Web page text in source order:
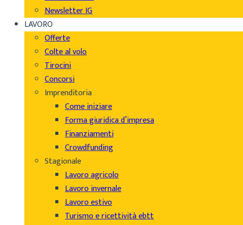
Newsletter IG
LAVORO
Offerte
Colte al volo
Tirocini
Concorsi
Imprenditoria
Come iniziare
Forma giuridica d’impresa
Finanziamenti
Crowdfunding
Stagionale
Lavoro agricolo
Lavoro invernale
Lavoro estivo
Turismo e ricettività ebtt